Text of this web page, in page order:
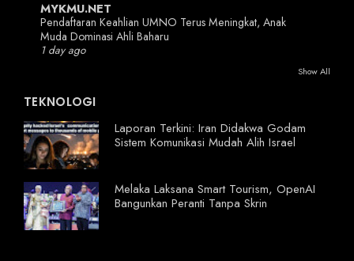
MYKMU.NET
Pendaftaran Keahlian UMNO Terus Meningkat, Anak
Muda Dominasi Ahli Baharu
1 day ago
Show All
TEKNOLOGI
Laporan Terkini: Iran Didakwa Godam
Sistem Komunikasi Mudah Alih Israel
Melaka Laksana Smart Tourism, OpenAI
Bangunkan Peranti Tanpa Skrin